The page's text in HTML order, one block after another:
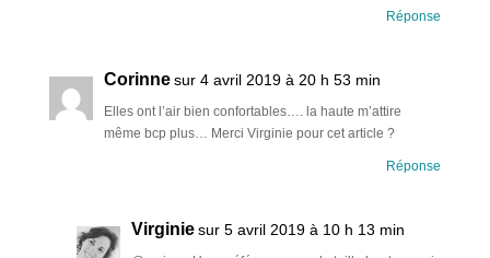
Réponse
Corinne sur 4 avril 2019 à 20 h 53 min
Elles ont l’air bien confortables…. la haute m’attire
même bcp plus… Merci Virginie pour cet article ?
Réponse
Virginie sur 5 avril 2019 à 10 h 13 min